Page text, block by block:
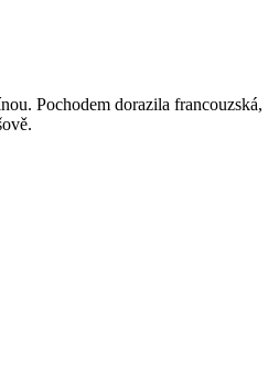
Pochodem dorazila francouzská,